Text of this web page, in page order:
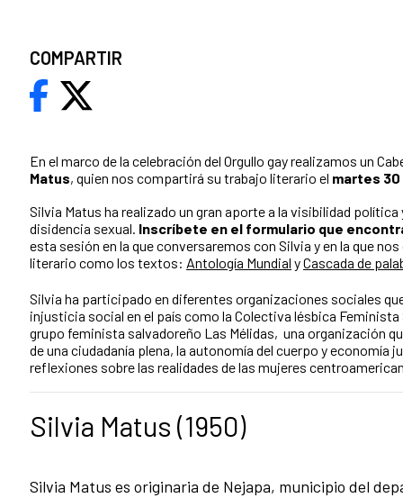
En el marco de la celebración del Orgullo gay realizamos un
Matus, quien nos compartirá su trabajo literario el martes 30
Silvia Matus ha realizado un gran aporte a la visibilidad política
disidencia sexual. Inscríbete en el formulario que
esta sesión en la que conversaremos con Silvia y en la que
literario como los textos: Antología Mundial yCascada de
Silvia ha participado en diferentes organizaciones sociales
injusticia social en el país como la Colectiva lésbica Feminista
grupo feminista salvadoreño Las Mélidas, una organización
de una ciudadanía plena, la autonomía del cuerpo y
reflexiones sobre las realidades de las mujeres
Silvia Matus (1950)
Silvia Matus es originaria de Nejapa, municipio del
COMPARTIR